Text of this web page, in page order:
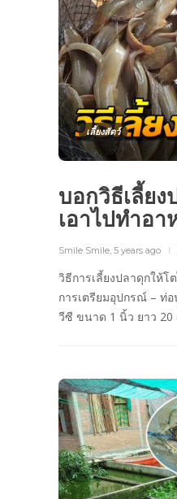
เลี้ยงสัตว์
บอกวิธีเลี้ยง
เอาไปทำอ
Smile Smile, 5 years ago
วิธีการเลี้ยงปลาดุกให้โ
การเตรียมอุปกรณ์ – ท่
วีซี ขนาด 1 นิ้ว ยาว 20